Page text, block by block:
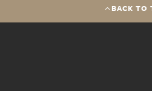
BACK TO